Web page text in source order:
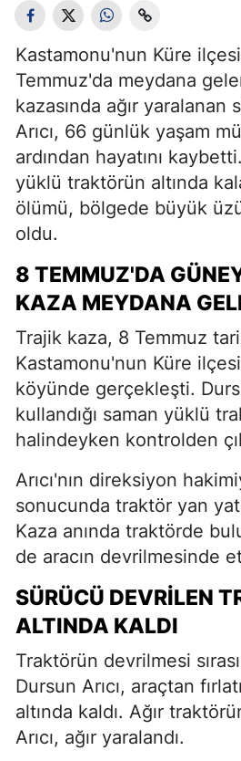
Kastamonu'nun Küre
Temmuz'da meydana
kazasında ağır yaralanan
Arıcı, 66 günlük yaşam
ardından hayatını
yüklü traktörün altında
ölümü, bölgede büyük
oldu.
8 TEMMUZ'DA
KAZA MEYDANA
Trajik kaza, 8 Temmuz
Kastamonu'nun Küre
köyünde gerçekleşti.
kullandığı saman yüklü
halindeyken kontrolden
Arıcı'nın direksiyon
sonucunda traktör yan
Kaza anında traktörde
de aracın devrilmesinde
SÜRÜCÜ DEVRILEN
ALTINDA KALDI
Traktörün devrilmesi
Dursun Arıcı, araçtan
altında kaldı. Ağır
Arıcı, ağır yaralandı.